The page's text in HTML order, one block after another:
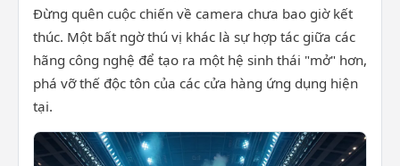
Đừng quên cuộc chiến về camera chưa bao giờ kết
thúc. Một bất ngờ thú vị khác là sự hợp tác giữa các
hãng công nghệ để tạo ra một hệ sinh thái "mở" hơn,
phá vỡ thế độc tôn của các cửa hàng ứng dụng hiện
tại.